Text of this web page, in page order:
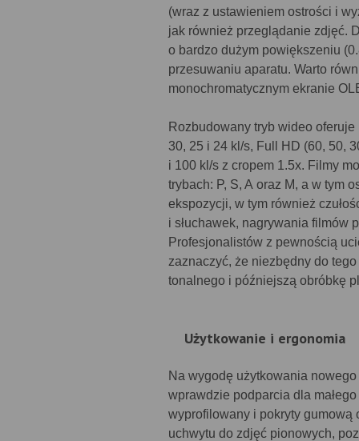
(wraz z ustawieniem ostrości i
jak również przeglądanie zdjęć.
o bardzo dużym powiększeniu
przesuwaniu aparatu. Warto
monochromatycznym ekranie
Rozbudowany tryb wideo
30, 25 i 24 kl/s, Full HD (60, 50,
i 100 kl/s z cropem 1.5x. Filmy
trybach: P, S, A oraz M, a w tym
ekspozycji, w tym również
i słuchawek, nagrywania filmów
Profesjonalistów z pewnością
zaznaczyć, że niezbędny do
tonalnego i późniejszą obróbkę
Użytkowanie i ergonomia
Na wygodę użytkowania
wprawdzie podparcia dla
wyprofilowany i pokryty gumową
uchwytu do zdjęć pionowych,